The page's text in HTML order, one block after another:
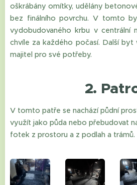
oškrábány omítky, udělány
bez finálního povrchu. V tomto
vydobudovaného krbu v centrální
chvíle za každého počasí. Další
majitel pro své potřeby.
2.
V tomto patře se nachází půdní
využít jako půda nebo přebudovat
fotek z prostoru a z podlah a trámů.